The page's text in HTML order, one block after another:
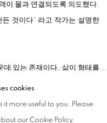
이 물과 연결되도록 의도했다.
것이다” 라고 작가는 설명한
데 있는 존재이다. 삶이 형태를
면에는 눈으로 보이지 않는 세
내면의 세계가 외부를 관리하
각한다. 그런면에서 내면과 외
cookies
it more useful to you. Please
our Cookie Policy.